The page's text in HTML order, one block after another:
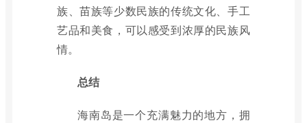
族、苗族等少数民族的传统文化、手工
艺品和美食，可以感受到浓厚的民族风
情。
总结
海南岛是一个充满魅力的地方，拥